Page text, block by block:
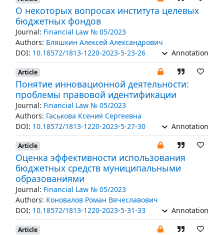
О некоторых вопросах института целевых
бюджетных фондов
Journal: Financial Law № 05/2023
Authors: Бляшкин Алексей Александрович
DOI: 10.18572/1813-1220-2023-5-23-26 Annotation
Article
Понятие инновационной деятельности:
проблемы правовой идентификации
Journal: Financial Law № 05/2023
Authors: Гаськова Ксения Сергеевна
DOI: 10.18572/1813-1220-2023-5-27-30 Annotation
Article
Оценка эффективности использования
бюджетных средств муниципальными
образованиями
Journal: Financial Law № 05/2023
Authors: Коновалов Роман Вячеславович
DOI: 10.18572/1813-1220-2023-5-31-33 Annotation
Article